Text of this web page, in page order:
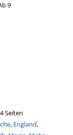
9
Seiten
, England,